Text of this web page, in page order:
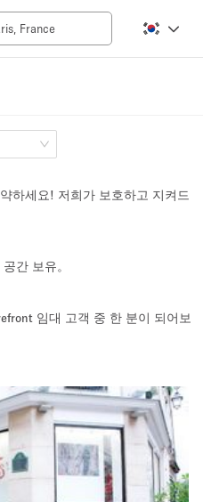
500+ m²
Office Shop Share
하세요! 저희가 보호하고 지켜드
간 보유。
임대 고객 중 한 분이 되어보